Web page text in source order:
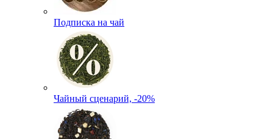
Подписка на чай
Чайный сценарий, -20%